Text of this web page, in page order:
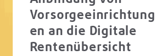
Vorsorgeeinrichtung
en an die Digitale
Rentenübersicht